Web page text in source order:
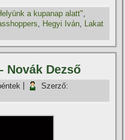
a kupanap alatt"
, Hegyi Iván, Lakat
Novák Dezső
Szerző: